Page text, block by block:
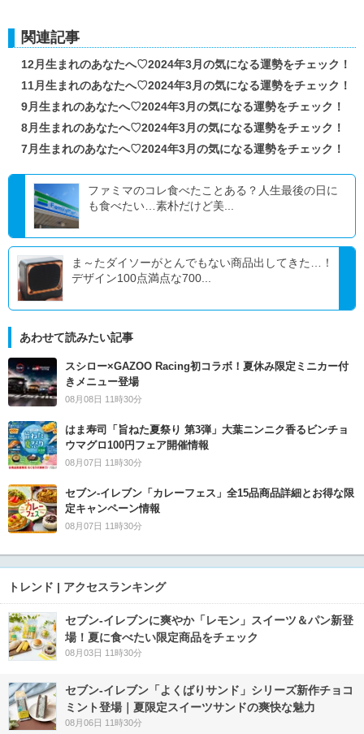
関連記事
12月生まれのあなたへ♡2024年3月の気になる運勢をチェック！
11月生まれのあなたへ♡2024年3月の気になる運勢をチェック！
9月生まれのあなたへ♡2024年3月の気になる運勢をチェック！
8月生まれのあなたへ♡2024年3月の気になる運勢をチェック！
7月生まれのあなたへ♡2024年3月の気になる運勢をチェック！
ファミマのコレ食べたことある？人生最後の日に
も食べたい…素朴だけど美...
ま～たダイソーがとんでもない商品出してきた…！
デザイン100点満点な700...
あわせて読みたい記事
スシロー×GAZOO Racing初コラボ！夏休み限定ミニカー付
きメニュー登場
08月08日 11時30分
はま寿司「旨ねた夏祭り 第3弾」大葉ニンニク香るビンチョ
ウマグロ100円フェア開催情報
08月07日 11時30分
セブン‐イレブン「カレーフェス」全15品商品詳細とお得な限
定キャンペーン情報
08月07日 11時30分
トレンド | アクセスランキング
セブン‐イレブンに爽やか「レモン」スイーツ＆パン新登
場！夏に食べたい限定商品をチェック
08月03日 11時30分
セブン‐イレブン「よくばりサンド」シリーズ新作チョコ
ミント登場｜夏限定スイーツサンドの爽快な魅力
08月06日 11時30分